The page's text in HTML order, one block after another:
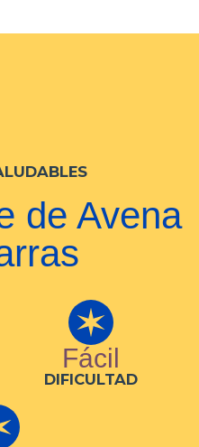
de Avena
Fácil
DIFICULTAD